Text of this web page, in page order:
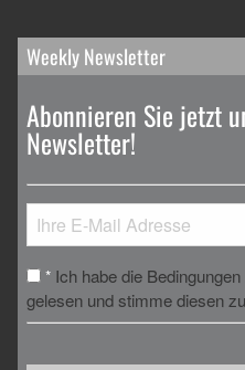
Weekly Newsletter
Abonnieren Sie jetzt
Newsletter!
* Ich habe die
gelesen und stimme diesen